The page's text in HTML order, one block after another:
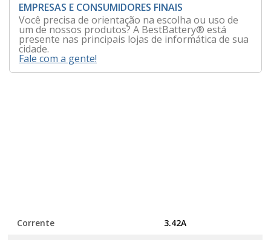
EMPRESAS E CONSUMIDORES FINAIS
Você precisa de orientação na escolha ou uso de
um de nossos produtos? A BestBattery® está
presente nas principais lojas de informática de sua
cidade.
Fale com a gente!
Corrente 3.42A